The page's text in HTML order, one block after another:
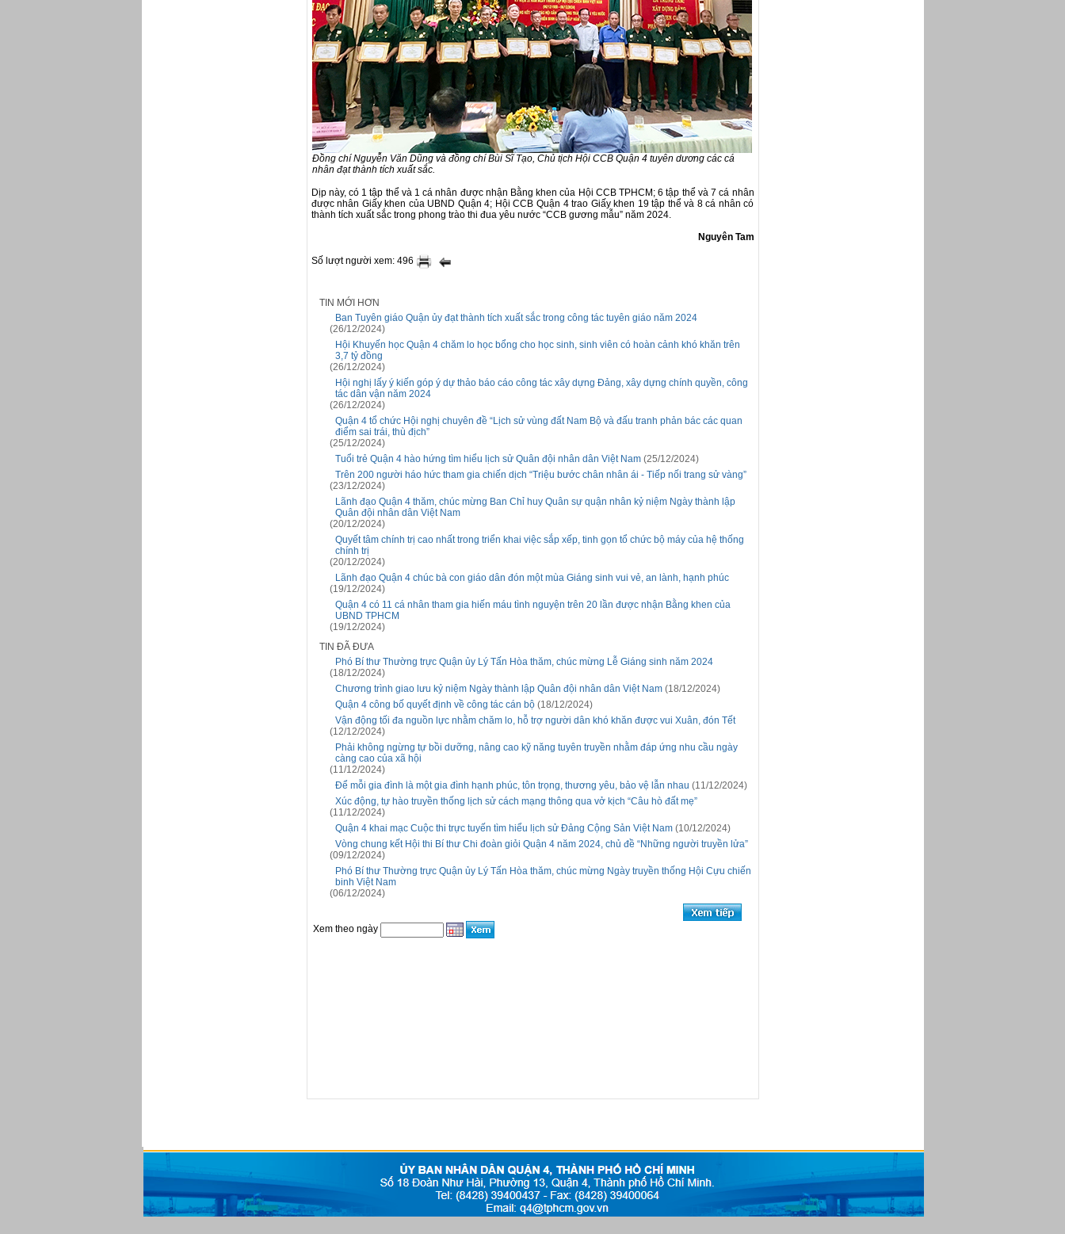
Đồng chí Nguyễn Văn Dũng và đồng chí Bùi Sĩ Tạo, Chủ tịch Hội CCB Quận 4 tuyên dương các cá
nhân đạt thành tích xuất sắc.
Dịp này, có 1 tập thể và 1 cá nhân được nhận Bằng khen của Hội CCB TPHCM; 6 tập thể và 7 cá nhân
được nhân Giấy khen của UBND Quận 4; Hội CCB Quận 4 trao Giấy khen 19 tập thể và 8 cá nhân có
thành tích xuất sắc trong phong trào thi đua yêu nước “CCB gương mẫu” năm 2024.
Nguyên Tam
Số lượt người xem: 496
TIN MỚI HƠN
Ban Tuyên giáo Quận ủy đạt thành tích xuất sắc trong công tác tuyên giáo năm 2024
(26/12/2024)
Hội Khuyến học Quận 4 chăm lo học bổng cho học sinh, sinh viên có hoàn cảnh khó khăn trên
3,7 tỷ đồng
(26/12/2024)
Hội nghị lấy ý kiến góp ý dự thảo báo cáo công tác xây dựng Đảng, xây dựng chính quyền, công
tác dân vận năm 2024
(26/12/2024)
Quận 4 tổ chức Hội nghị chuyên đề “Lịch sử vùng đất Nam Bộ và đấu tranh phản bác các quan
điểm sai trái, thù địch”
(25/12/2024)
Tuổi trẻ Quận 4 hào hứng tìm hiểu lịch sử Quân đội nhân dân Việt Nam(25/12/2024)
Trên 200 người háo hức tham gia chiến dịch “Triệu bước chân nhân ái - Tiếp nối trang sử vàng”
(23/12/2024)
Lãnh đạo Quận 4 thăm, chúc mừng Ban Chỉ huy Quân sự quận nhân kỷ niệm Ngày thành lập
Quân đội nhân dân Việt Nam
(20/12/2024)
Quyết tâm chính trị cao nhất trong triển khai việc sắp xếp, tinh gọn tổ chức bộ máy của hệ thống
chính trị
(20/12/2024)
Lãnh đạo Quận 4 chúc bà con giáo dân đón một mùa Giáng sinh vui vẻ, an lành, hạnh phúc
(19/12/2024)
Quận 4 có 11 cá nhân tham gia hiến máu tình nguyện trên 20 lần được nhận Bằng khen của
UBND TPHCM
(19/12/2024)
TIN ĐÃ ĐƯA
Phó Bí thư Thường trực Quận ủy Lý Tấn Hòa thăm, chúc mừng Lễ Giáng sinh năm 2024
(18/12/2024)
Chương trình giao lưu kỷ niệm Ngày thành lập Quân đội nhân dân Việt Nam(18/12/2024)
Quận 4 công bố quyết định về công tác cán bộ(18/12/2024)
Vận động tối đa nguồn lực nhằm chăm lo, hỗ trợ người dân khó khăn được vui Xuân, đón Tết
(12/12/2024)
Phải không ngừng tự bồi dưỡng, nâng cao kỹ năng tuyên truyền nhằm đáp ứng nhu cầu ngày
càng cao của xã hội
(11/12/2024)
Để mỗi gia đình là một gia đình hạnh phúc, tôn trọng, thương yêu, bảo vệ lẫn nhau (11/12/2024)
Xúc động, tự hào truyền thống lịch sử cách mạng thông qua vở kịch “Câu hò đất mẹ”
(11/12/2024)
Quận 4 khai mạc Cuộc thi trực tuyến tìm hiểu lịch sử Đảng Cộng Sản Việt Nam(10/12/2024)
Vòng chung kết Hội thi Bí thư Chi đoàn giỏi Quận 4 năm 2024, chủ đề “Những người truyền lửa”
(09/12/2024)
Phó Bí thư Thường trực Quận ủy Lý Tấn Hòa thăm, chúc mừng Ngày truyền thống Hội Cựu chiến
binh Việt Nam
(06/12/2024)
Xem theo ngày